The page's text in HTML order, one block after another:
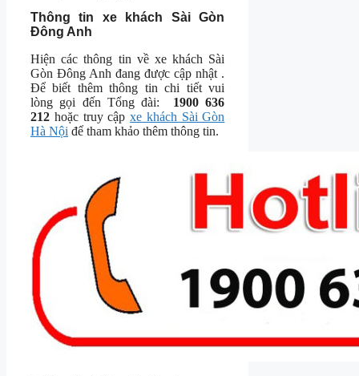
Thông tin xe khách Sài Gòn
Đông Anh
Hiện các thông tin về xe khách Sài
Gòn Đông Anh đang được cập nhật .
Để biết thêm thông tin chi tiết vui
lòng gọi đến Tổng đài:
1900 636
212 hoặc truy cậpxe khách Sài Gòn
Hà Nội để tham khảo thêm thông tin.